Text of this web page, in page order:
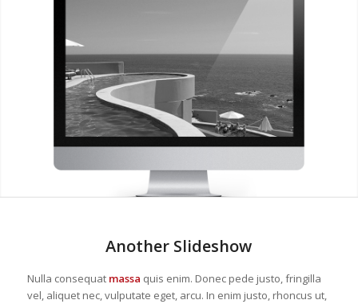
Another Slideshow
Nulla consequat massa quis enim. Donec pede justo, fringilla
vel, aliquet nec, vulputate eget, arcu. In enim justo, rhoncus ut,